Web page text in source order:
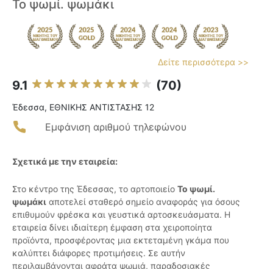
Το ψωμί. ψωμάκι
Δείτε περισσότερα >>
9.1 (70)
Έδεσσα, ΕΘΝΙΚΗΣ ΑΝΤΙΣΤΑΣΗΣ 12
Εμφάνιση αριθμού τηλεφώνου
Σχετικά με την εταιρεία:
Στο κέντρο της Έδεσσας, το αρτοποιείο Το ψωμί.
ψωμάκι αποτελεί σταθερό σημείο αναφοράς για όσους
επιθυμούν φρέσκα και γευστικά αρτοσκευάσματα. Η
εταιρεία δίνει ιδιαίτερη έμφαση στα χειροποίητα
προϊόντα, προσφέροντας μια εκτεταμένη γκάμα που
καλύπτει διάφορες προτιμήσεις. Σε αυτήν
περιλαμβάνονται αφράτα ψωμιά, παραδοσιακές